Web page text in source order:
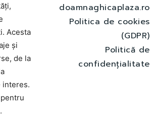
Acesta
și
de la
interes.
doamnaghicaplaza.ro
Politica de cookies
(GDPR)
Politică de
confidențialitate